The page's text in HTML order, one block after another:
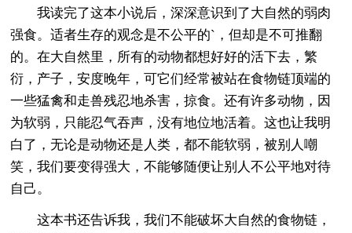
我读完了这本小说后，深深意识到了大自然的弱肉
强食。适者生存的观念是不公平的`，但却是不可推翻
的。在大自然里，所有的动物都想好好的活下去，繁
衍，产子，安度晚年，可它们经常被站在食物链顶端的
一些猛禽和走兽残忍地杀害，掠食。还有许多动物，因
为软弱，只能忍气吞声，没有地位地活着。这也让我明
白了，无论是动物还是人类，都不能软弱，被别人嘲
笑，我们要变得强大，不能够随便让别人不公平地对待
自己。
这本书还告诉我，我们不能破坏大自然的食物链，